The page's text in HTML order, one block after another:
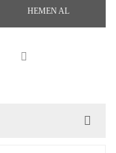
HEMEN AL